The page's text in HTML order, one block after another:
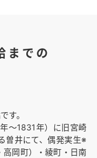
までの
す。
〜1831年）に旧宮崎
曽井にて、偶発実生※
高岡町）・綾町・日南